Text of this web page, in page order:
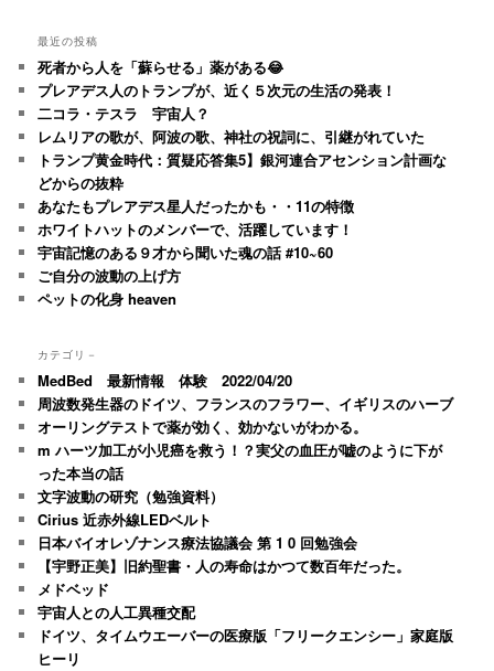
最近の投稿
死者から人を「蘇らせる」薬がある😂
プレアデス人のトランプが、近く５次元の生活の発表！
二コラ・テスラ 宇宙人？
レムリアの歌が、阿波の歌、神社の祝詞に、引継がれていた
トランプ黄金時代：質疑応答集5】銀河連合アセンション計画な
どからの抜粋
あなたもプレアデス星人だったかも・・11の特徴
ホワイトハットのメンバーで、活躍しています！
宇宙記憶のある９才から聞いた魂の話 #10~60
ご自分の波動の上げ方
ペットの化身 heaven
カテゴリ－
MedBed 最新情報 体験 2022/04/20
周波数発生器のドイツ、フランスのフラワー、イギリスのハーブ
オーリングテストで薬が効く、効かないがわかる。
m ハーツ加工が小児癌を救う！？実父の血圧が嘘のように下が
った本当の話
文字波動の研究（勉強資料）
Cirius 近赤外線LEDベルト
日本バイオレゾナンス療法協議会 第 1 0 回勉強会
【宇野正美】旧約聖書・人の寿命はかつて数百年だった。
メドベッド
宇宙人との人工異種交配
ドイツ、タイムウエーバーの医療版「フリークエンシー」家庭版
ヒーリ